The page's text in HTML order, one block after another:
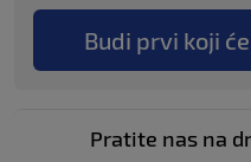
Budi prvi koji
Pratite nas na